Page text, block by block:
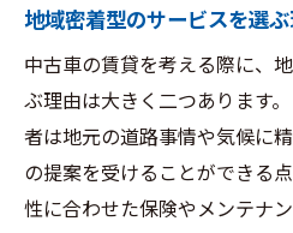
地域密着型のサービスを選
中古車の賃貸を考える際に、
ぶ理由は大きく二つあります
者は地元の道路事情や気候に
の提案を受けることができる
性に合わせた保険やメンテナ